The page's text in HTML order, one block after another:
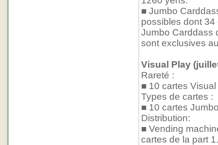
■ Jumbo
possibles dont
Jumbo Carddass
sont exclusives
Visual Play
Rareté :
■ 10 cartes Visual
Types de cartes :
■ 10 cartes
Distribution:
■ Vending
cartes de la part